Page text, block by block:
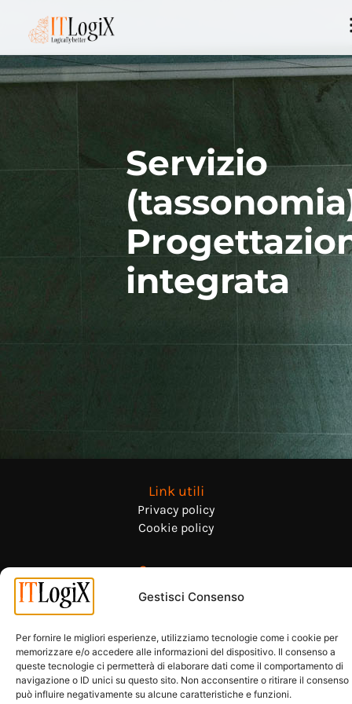
Gestisci Consenso
Per fornire le migliori esperienze, utilizziamo tecnologie come i cookie per
memorizzare e/o accedere alle informazioni del dispositivo. Il consenso a
queste tecnologie ci permetterà di elaborare dati come il comportamento di
navigazione o ID unici su questo sito. Non acconsentire o ritirare il consenso
può influire negativamente su alcune caratteristiche e funzioni.
Servizio
integrata
Link utili
Privacy policy
Cookie policy
Governance
Politiche aziendali